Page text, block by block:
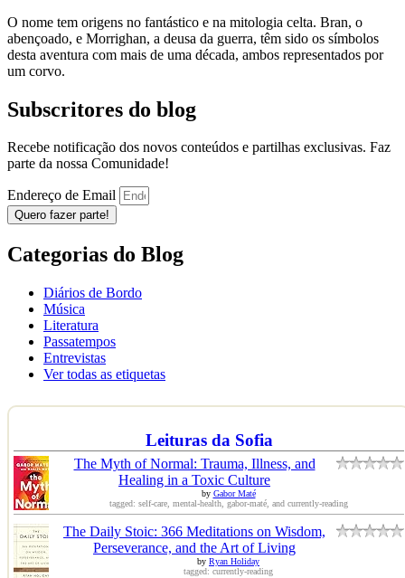
O nome tem origens no fantástico e na mitologia celta. Bran, o
abençoado, e Morrighan, a deusa da guerra, têm sido os símbolos
desta aventura com mais de uma década, ambos representados por
um corvo.
Subscritores do blog
Recebe notificação dos novos conteúdos e partilhas exclusivas. Faz
parte da nossa Comunidade!
Endereço de Email
Quero fazer parte!
Categorias do Blog
Diários de Bordo
Música
Literatura
Passatempos
Entrevistas
Ver todas as etiquetas
Leituras da Sofia
The Myth of Normal: Trauma, Illness, and
Healing in a Toxic Culture
by Gabor Maté
tagged: self-care, mental-health, gabor-maté, and currently-reading
The Daily Stoic: 366 Meditations on Wisdom,
Perseverance, and the Art of Living
by Ryan Holiday
tagged: currently-reading